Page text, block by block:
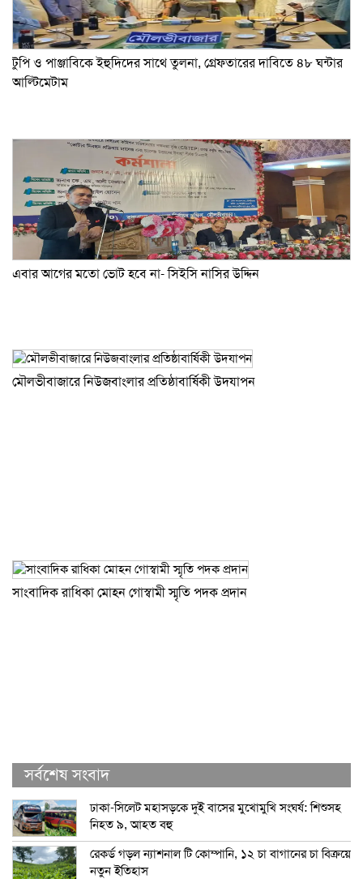
টুপি ও পাঞ্জাবিকে ইহুদিদের সাথে তুলনা, গ্রেফতারের দাবিতে ৪৮ ঘন্টার
আল্টিমেটাম
এবার আগের মতো ভোট হবে না- সিইসি নাসির উদ্দিন
মৌলভীবাজারে নিউজবাংলার প্রতিষ্ঠাবার্ষিকী উদযাপন
সাংবাদিক রাধিকা মোহন গোস্বামী স্মৃতি পদক প্রদান
সর্বশেষ সংবাদ
ঢাকা-সিলেট মহাসড়কে দুই বাসের মুখোমুখি সংঘর্ষ: শিশুসহ
নিহত ৯, আহত বহু
রেকর্ড গড়ল ন্যাশনাল টি কোম্পানি, ১২ চা বাগানের চা বিক্রয়ে
নতুন ইতিহাস